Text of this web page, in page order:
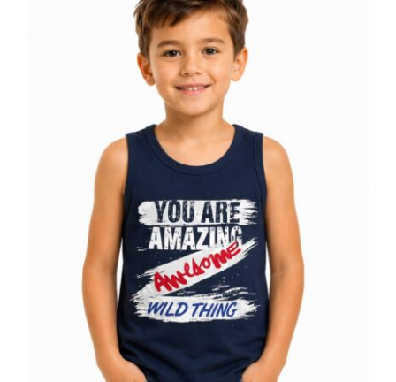
Dečija majica bez rukava teget You
Are Amazing Wild Thing print 100%
pamuk | Bear Underwear